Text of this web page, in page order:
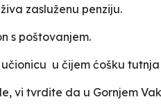
zasluženu penziju.
s poštovanjem.
u čijem ćošku
vi tvrdite da u Gornjem